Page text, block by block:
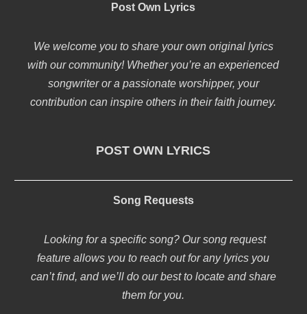
Post Own Lyrics
We welcome you to share your own original lyrics
with our community! Whether you’re an experienced
songwriter or a passionate worshipper, your
contribution can inspire others in their faith journey.
POST OWN LYRICS
Song Requests
Looking for a specific song? Our song request
feature allows you to reach out for any lyrics you
can’t find, and we’ll do our best to locate and share
them for you.